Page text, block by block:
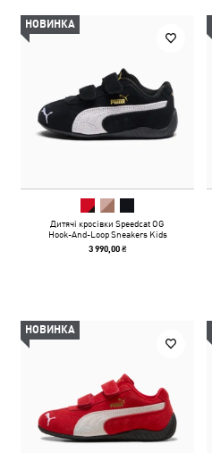
НОВИНКА
Дитячі кросівки Speedcat OG
Hook-And-Loop Sneakers Kids
3 990,00 ₴
НОВИНКА